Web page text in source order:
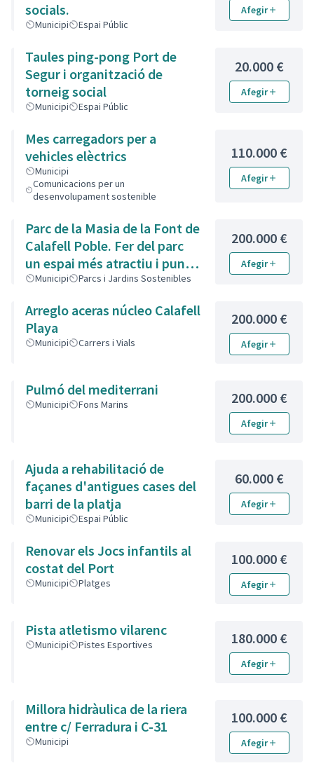
socials.
Municipi Espai Públic
Afegir
Taules ping-pong Port de
Segur i organització de
torneig social
Municipi Espai Públic
20.000 €
Afegir
Mes carregadors per a
vehicles elèctrics
Municipi
Comunicacions per un
desenvolupament sostenible
110.000 €
Afegir
Parc de la Masia de la Font de
Calafell Poble. Fer del parc
un espai més atractiu i punt
de trobada per a les diferents
Municipi Parcs i Jardins Sostenibles
200.000 €
Afegir
Arreglo aceras núcleo Calafell
Playa
Municipi Carrers i Vials
200.000 €
Afegir
Pulmó del mediterrani
Municipi Fons Marins 200.000 €
Afegir
Ajuda a rehabilitació de
façanes d'antigues cases del
barri de la platja
Municipi Espai Públic
60.000 €
Afegir
Renovar els Jocs infantils al
costat del Port
Municipi Platges
100.000 €
Afegir
Pista atletismo vilarenc
Municipi Pistes Esportives 180.000 €
Afegir
Millora hidràulica de la riera
entre c/ Ferradura i C-31
Municipi
100.000 €
Afegir